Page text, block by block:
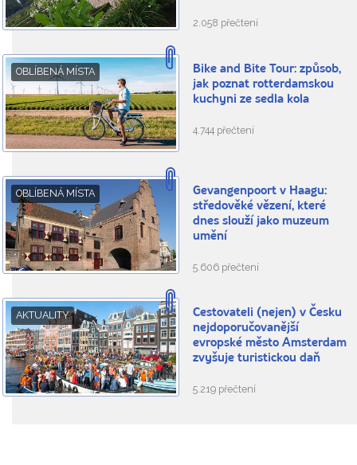
2.058 přečtení
OBLÍBENÁ MÍSTA
Bike and Bite Tour: způsob,
jak poznat rotterdamskou
kuchyni ze sedla kola
4.744 přečtení
OBLÍBENÁ MÍSTA
Gevangenpoort v Haagu:
středověké vězení, které
dnes slouží jako muzeum
umění
5.606 přečtení
AKTUALITY
Cestovateli (nejen) v Česku
nejdoporučovanější
evropské město Amsterdam
zvyšuje turistickou daň
5.219 přečtení